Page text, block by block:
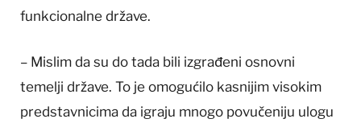
funkcionalne države.
– Mislim da su do tada bili izgrađeni osnovni
temelji države. To je omogućilo kasnijim visokim
predstavnicima da igraju mnogo povučeniju ulogu